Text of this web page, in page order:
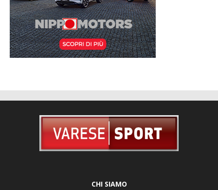
CHI SIAMO